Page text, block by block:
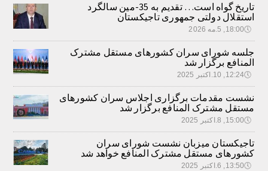
تاریخ گواه است… تقدیم به 35-مین سالگرد
استقلال دولتی جمهوری تاجیکستان
🕔18:00, 5.مه 2026
جلسه شورای سران کشورهای مستقل مشترک
المنافع برگزار شد
🕔12:24, 10.اکتبر 2025
نشست مقدمات برگزاری اجلاس سران کشورهای
مستقل مشترک المنافع برگزار شد
🕔15:00, 8.اکتبر 2025
تاجیکستان میزبان نشست شورای سران
کشورهای مستقل مشترک المنافع خواهد شد
🕔13:50, 6.اکتبر 2025